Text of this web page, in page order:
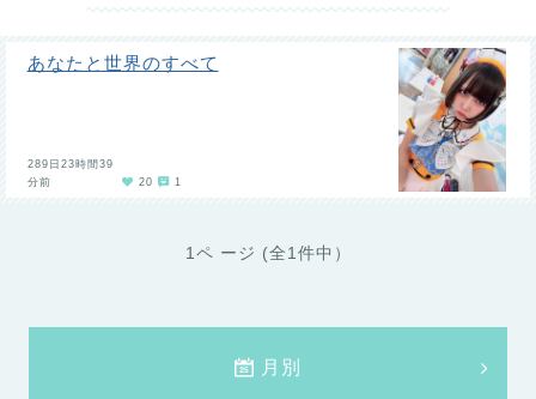
あなたと世界のすべて
289日23時間39
分前
20 1
1ペ ージ (全1件中）
月別